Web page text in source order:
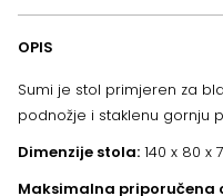
OPIS
Sumi je stol primjeren za
podnožje i staklenu gornju
Dimenzije stola: 140 x 80 x
Maksimalna priporučena